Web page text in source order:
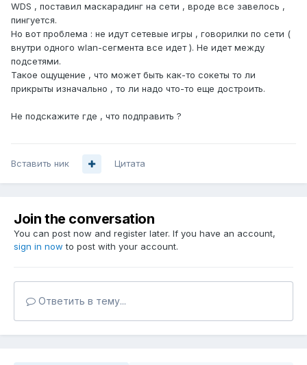
WDS , поставил маскарадинг на сети , вроде все завелось ,
пингуется.
Но вот проблема : не идут сетевые игры , говорилки по сети (
внутри одного wlan-сегмента все идет ). Не идет между
подсетями.
Такое ощущение , что может быть как-то сокеты то ли
прикрыты изначально , то ли надо что-то еще достроить.
Не подскажите где , что подправить ?
Вставить ник Цитата
Join the conversation
You can post now and register later. If you have an account,
sign in now to post with your account.
Ответить в тему...